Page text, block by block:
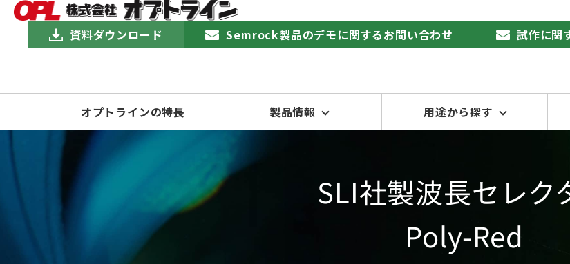
資料ダウンロード Semrock製品のデモに関するお問い合わせ 試作に関
オプトラインの特長 製品情報 用途から探す
SLI社製波長セレク
Poly-Red